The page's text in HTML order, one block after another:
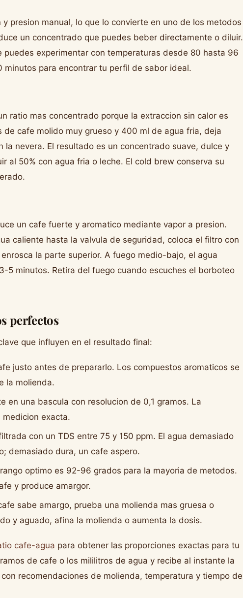
y presion manual, lo que lo convierte en uno de los metodos
un concentrado que puedes beber directamente o diluir.
puedes experimentar con temperaturas desde 80 hasta 96
minutos para encontrar tu perfil de sabor ideal.
ratio mas concentrado porque la extraccion sin calor es
de cafe molido muy grueso y 400 ml de agua fria, deja
la nevera. El resultado es un concentrado suave, dulce y
al 50% con agua fria o leche. El cold brew conserva su
un cafe fuerte y aromatico mediante vapor a presion.
caliente hasta la valvula de seguridad, coloca el filtro con
la parte superior. A fuego medio-bajo, el agua
5 minutos. Retira del fuego cuando escuches el borboteo
perfectos
que influyen en el resultado final:
justo antes de prepararlo. Los compuestos aromaticos se
la molienda.
en una bascula con resolucion de 0,1 gramos. La
exacta.
con un TDS entre 75 y 150 ppm. El agua demasiado
demasiado dura, un cafe aspero.
optimo es 92-96 grados para la mayoria de metodos.
y produce amargor.
sabe amargo, prueba una molienda mas gruesa o
y aguado, afina la molienda o aumenta la dosis.
cafe-agua para obtener las proporciones exactas para tu
de cafe o los mililitros de agua y recibe al instante la
recomendaciones de molienda, temperatura y tiempo de